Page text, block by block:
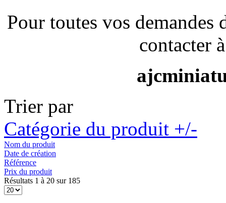
Pour toutes vos
contacter
Trier par
Catégorie du produit +/-
Nom du produit
Date de création
Référence
Prix du produit
Résultats 1 à 20 sur 185